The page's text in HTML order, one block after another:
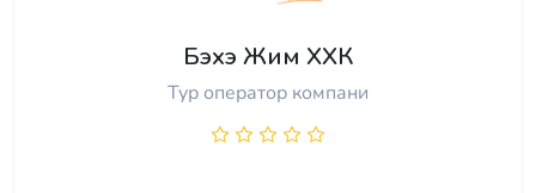
Бэхэ Жим ХХК
Тур оператор компани